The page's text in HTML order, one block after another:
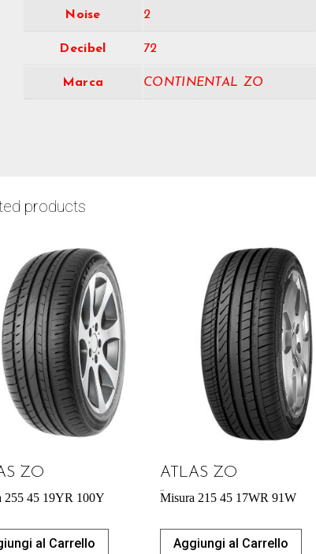
Noise 2
Decibel 72
Marca CONTINENTAL ZO
products
ZO
255 45 19YR 100Y
al Carrello
ATLAS ZO
Misura 215 45 17WR 91W
Aggiungi al Carrello